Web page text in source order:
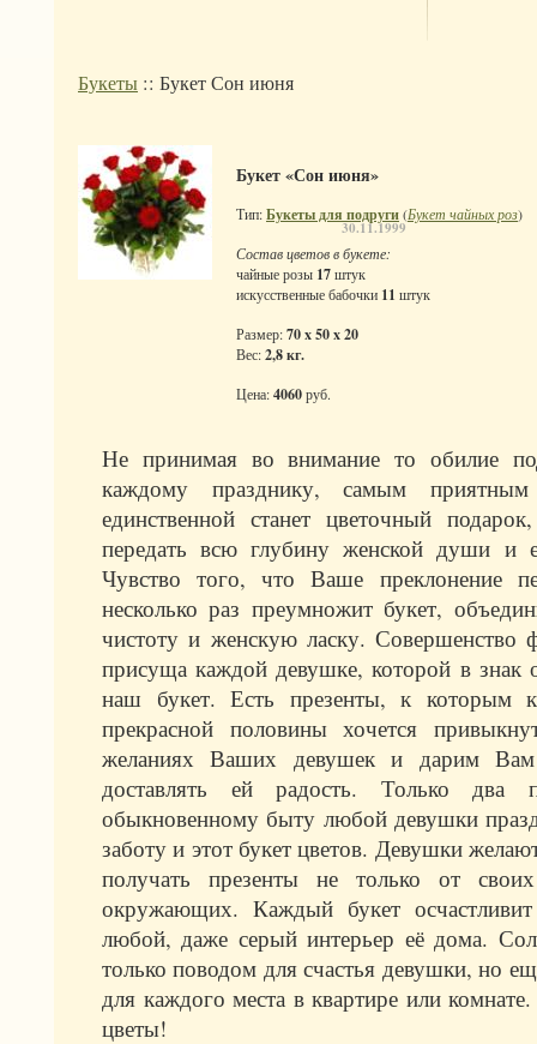
Букеты :: Букет Сон июня
30.11.1999
Букет «Сон июня»
Тип:Букеты для подруги(Букет чайных роз)
Состав цветов в букете:
чайные розы 17штук
искусственные бабочки 11 штук
Размер:70 x 50 x 20
Вес:2,8 кг.
Цена:4060руб.
Не принимая во внимание то обилие
каждому празднику, самым
единственной станет цветочный
передать всю глубину женской души и
Чувство того, что Ваше преклонение
несколько раз преумножит букет,
чистоту и женскую ласку. Совершенство
присуща каждой девушке, которой в знак
наш букет. Есть презенты, к которым
прекрасной половины хочется
желаниях Ваших девушек и дарим Вам
доставлять ей радость. Только два
обыкновенному быту любой девушки
заботу и этот букет цветов. Девушки
получать презенты не только от
окружающих. Каждый букет
любой, даже серый интерьер её дома.
только поводом для счастья девушки, но
для каждого места в квартире или
цветы!